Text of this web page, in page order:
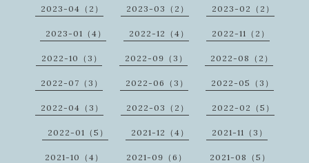
2023-04（2） 2023-03（2） 2023-02（2）
2023-01（4） 2022-12（4） 2022-11（2）
2022-10（3） 2022-09（3） 2022-08（2）
2022-07（3） 2022-06（3） 2022-05（3）
2022-04（3） 2022-03（2） 2022-02（5）
2022-01（5） 2021-12（4） 2021-11（3）
2021-10（4） 2021-09（6） 2021-08（5）